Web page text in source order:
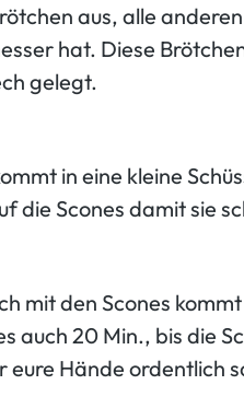
aus, alle
hat. Diese
gelegt.
in eine kleine
die Scones damit sie
mit den Scones
auch 20 Min., bis die
eure Hände ordentlich